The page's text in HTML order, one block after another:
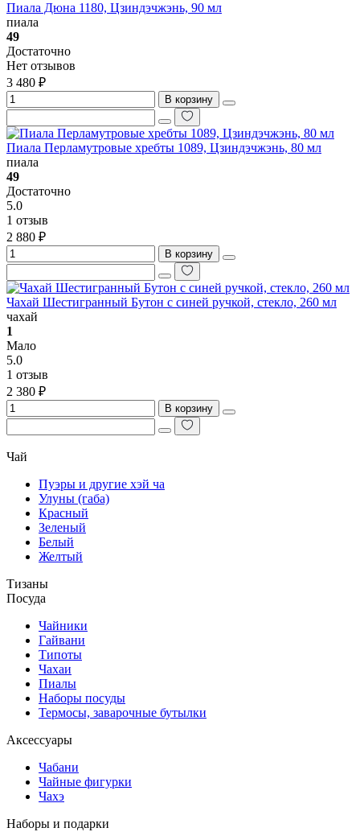
Пиала Дюна 1180, Цзиндэчжэнь, 90 мл
пиала
49
Достаточно
Нет отзывов
3 480 ₽
В корзину
Пиала Перламутровые хребты 1089, Цзиндэчжэнь, 80 мл
пиала
49
Достаточно
5.0
1 отзыв
2 880 ₽
В корзину
Чахай Шестигранный Бутон с синей ручкой, стекло, 260 мл
чахай
1
Мало
5.0
1 отзыв
2 380 ₽
В корзину
Чай
Пуэры и другие хэй ча
Улуны (габа)
Красный
Зеленый
Белый
Желтый
Тизаны
Посуда
Чайники
Гайвани
Типоты
Чахаи
Пиалы
Наборы посуды
Термосы, заварочные бутылки
Аксессуары
Чабани
Чайные фигурки
Чахэ
Наборы и подарки